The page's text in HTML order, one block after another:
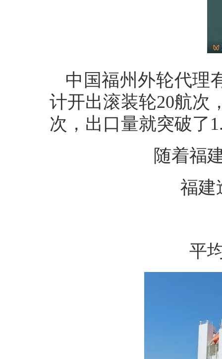
中国福州外轮代理
计开出滚装轮20航次
次，出口量就突破了
随着福
福建
平